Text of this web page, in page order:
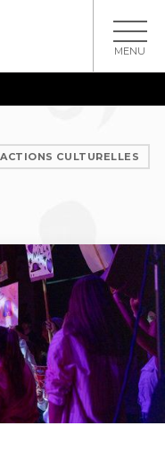
MENU
ACTIONS CULTURELLES